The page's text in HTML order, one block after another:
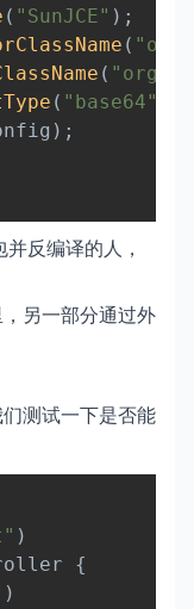
( "SunJCE" ) ;
(
(
( "base64"
) ;
反编译的人，
另一部分通过外
测试一下是否能
)
{
)